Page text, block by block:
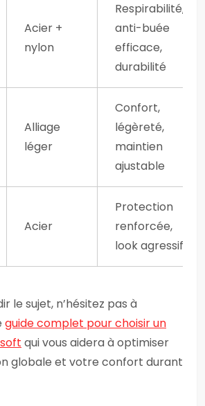
Acier +
nylon
Respirabilité,
anti-buée
efficace,
durabilité
Alliage
léger
Confort,
légèreté,
maintien
ajustable
Acier
Protection
renforcée,
look agressif
le sujet, n’hésitez pas à
guide complet pour choisir un
qui vous aidera à optimiser
globale et votre confort durant